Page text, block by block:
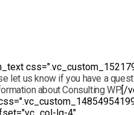
let us know if you have a
about Consulting WP.[/